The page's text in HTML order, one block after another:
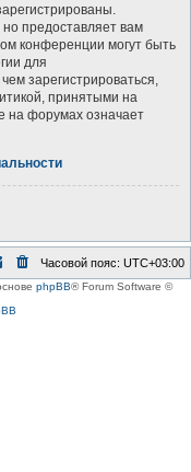
но предоставляет вам
конференции могут быть
для
зарегистрироваться,
принятыми на
на форумах означает
Часовой пояс: UTC+03:00
phpBB® Forum Software ©